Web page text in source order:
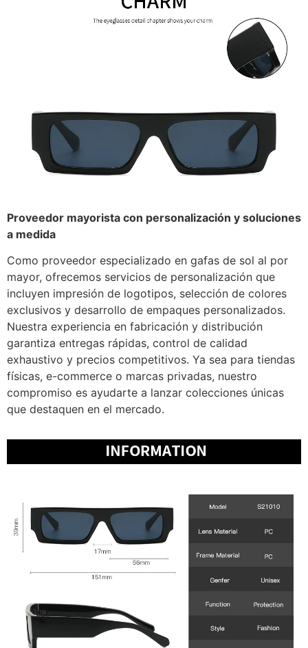
Proveedor mayorista con personalización y soluciones
a medida
Como proveedor especializado en gafas de sol al por
mayor, ofrecemos servicios de personalización que
incluyen impresión de logotipos, selección de colores
exclusivos y desarrollo de empaques personalizados.
Nuestra experiencia en fabricación y distribución
garantiza entregas rápidas, control de calidad
exhaustivo y precios competitivos. Ya sea para tiendas
físicas, e-commerce o marcas privadas, nuestro
compromiso es ayudarte a lanzar colecciones únicas
que destaquen en el mercado.